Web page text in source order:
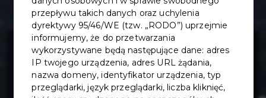
Budowa układu
drogowego
przepływu takich danych oraz uchylenia
dyrektywy 95/46/WE (tzw. „RODO”) uprzejmie
informujemy, że do przetwarzania
wykorzystywane będą następujące dane: adres
IP twojego urządzenia, adres URL żądania,
nazwa domeny, identyfikator urządzenia, typ
przeglądarki, język przeglądarki, liczba kliknięć,